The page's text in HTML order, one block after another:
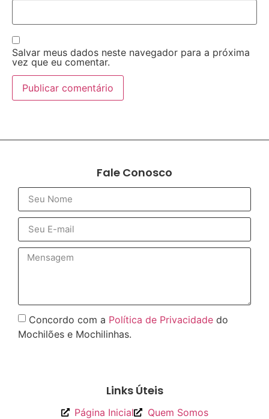
Salvar meus dados neste navegador para a próxima
vez que eu comentar.
Fale Conosco
Concordo com a Política de Privacidade do
Mochilões e Mochilinhas.
Links Úteis
Página Inicial
Quem Somos